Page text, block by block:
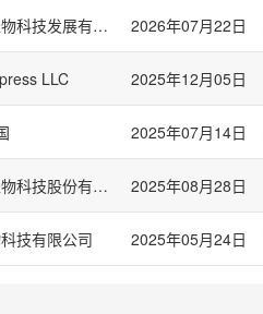
广州市左克生物科技发展有限公司 2026年07月22日
LLC 2025年12月05日
2025年07月14日
上海优宁维生物科技股份有限公司 2025年08月28日
技有限公司 2025年05月24日